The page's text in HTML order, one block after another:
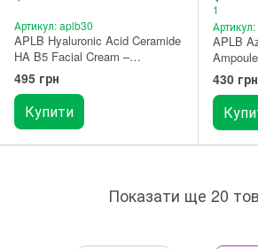
Артикул: aplb30
APLB Hyaluronic Acid Ceramide
HA B5 Facial Cream –
зволожуючий крем з
гіалуроновою кислотою і
керамідами 55 мл
495 грн
Купити
1
APLB
430 грн
Показати ще 20